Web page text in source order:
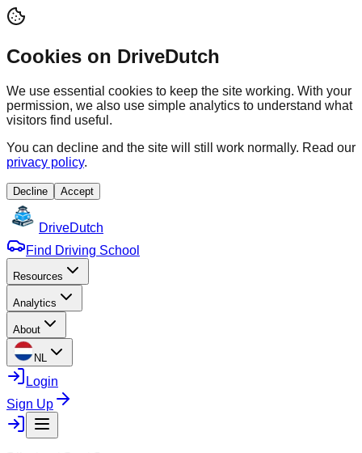
Cookies on DriveDutch
We use essential cookies to keep the site working. With your
permission, we also use simple analytics to understand what
visitors find useful.
You can decline and the site will still work normally. Read our
privacy policy.
Decline Accept
DriveDutch
Find Driving School
Resources
Analytics
About
NL
Login
Sign Up